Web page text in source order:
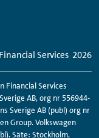
Services 2026
Financial Services
AB, org nr 556944-
Sverige AB (publ) org nr
Group. Volkswagen
Säte: Stockholm,